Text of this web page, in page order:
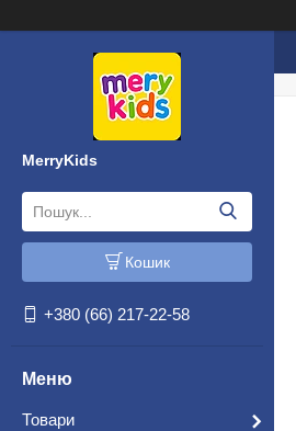
MerryKids
Кошик
+380 (66) 217-22-58
Товари